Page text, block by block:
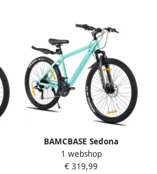
BAMCBASE Sedona
voorvering mountainbike
26 aluminium frame 21
1 webshop
€ 319,99